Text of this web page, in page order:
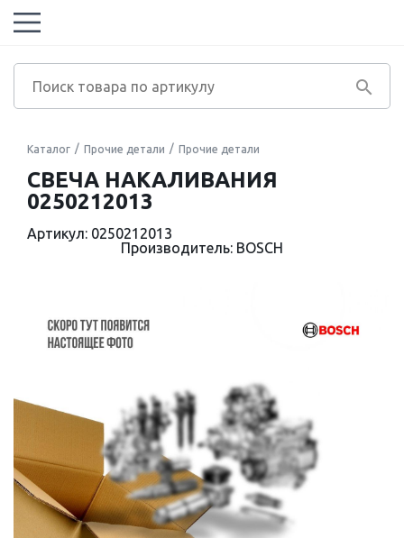
Каталог Прочие детали Прочие детали
СВЕЧА НАКАЛИВАНИЯ
0250212013
Артикул: 0250212013
Производитель: BOSCH